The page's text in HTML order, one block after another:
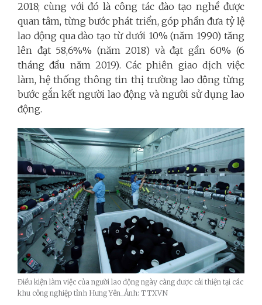
2018; cùng với đó là công tác đào tạo nghề được
quan tâm, từng bước phát triển, góp phần đưa tỷ lệ
lao động qua đào tạo từ dưới 10% (năm 1990) tăng
lên đạt 58,6%% (năm 2018) vàđạt gần 60% (6
tháng đầu năm 2019). Các phiên giao dịch việc
làm, hệ thống thông tin thị trường lao động từng
bước gắn kết người lao động và người sử dụng lao
động.
Điều kiện làm việc của người lao động ngày càng được cải thiện tại các
khu công nghiệp tỉnh Hưng Yên_Ảnh: TTXVN